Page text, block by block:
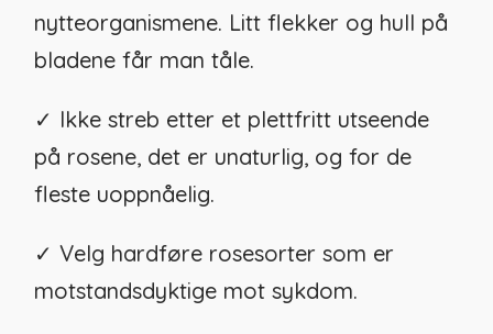
nytteorganismene. Litt flekker og hull på
bladene får man tåle.
✓ Ikke streb etter et plettfritt utseende
på rosene, det er unaturlig, og for de
fleste uoppnåelig.
✓ Velg hardføre rosesorter som er
motstandsdyktige mot sykdom.